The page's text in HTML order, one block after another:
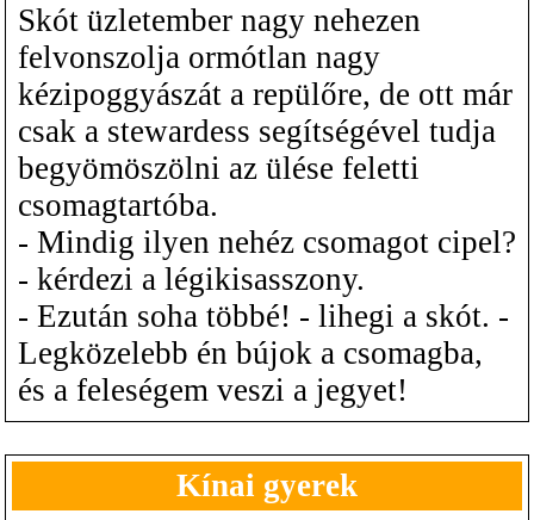
Skót üzletember nagy nehezen
felvonszolja ormótlan nagy
kézipoggyászát a repülőre, de ott már
csak a stewardess segítségével tudja
begyömöszölni az ülése feletti
csomagtartóba.
- Mindig ilyen nehéz csomagot cipel?
- kérdezi a légikisasszony.
- Ezután soha többé! - lihegi a skót. -
Legközelebb én bújok a csomagba,
és a feleségem veszi a jegyet!
Kínai gyerek